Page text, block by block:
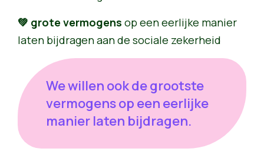
💚 grote vermogens op een eerlijke manier
laten bijdragen aan de sociale zekerheid
We willen ook de grootste
vermogens op een eerlijke
manier laten bijdragen.